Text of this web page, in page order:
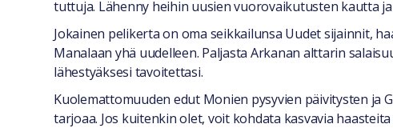
tuttuja. Lähenny heihin uusien vuorovaikutusten kautta
Jokainen pelikerta on oma seikkailunsa Uudet sijainnit,
Manalaan yhä uudelleen. Paljasta Arkanan alttarin
lähestyäksesi tavoitettasi.
Kuolemattomuuden edut Monien pysyvien päivitysten ja
tarjoaa. Jos kuitenkin olet, voit kohdata kasvavia